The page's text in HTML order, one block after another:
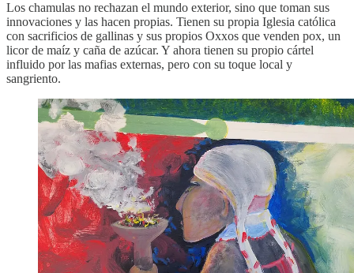
Los chamulas no rechazan el mundo exterior, sino que toman sus
innovaciones y las hacen propias. Tienen su propia Iglesia católica
con sacrificios de gallinas y sus propios Oxxos que venden pox, un
licor de maíz y caña de azúcar. Y ahora tienen su propio cártel
influido por las mafias externas, pero con su toque local y
sangriento.